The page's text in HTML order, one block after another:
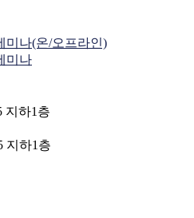
미나(온/오프라인)
미나
지하1층
지하1층